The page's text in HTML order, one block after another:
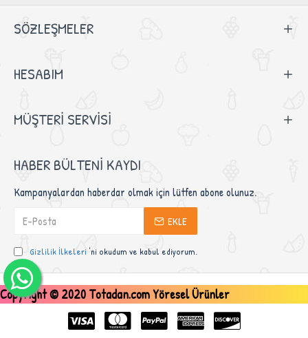
SÖZLEŞMELER
HESABIM
MÜŞTERI SERVISI
HABER BÜLTENI KAYDI
Kampanyalardan haberdar olmak için lütfen abone olunuz.
EKLE
Gizlilik İlkeleri 'ni okudum ve kabul ediyorum.
Copyright © 2020 Totadan.com Yöresel Ürünler